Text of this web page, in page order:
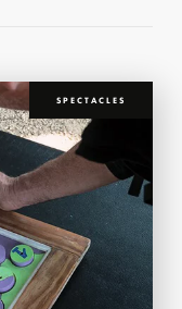
SPECTACLES